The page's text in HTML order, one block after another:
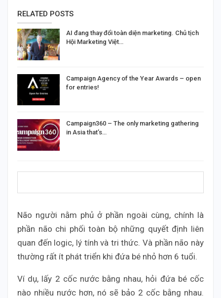
RELATED POSTS
AI đang thay đổi toàn diện marketing. Chủ tịch
Hội Marketing Việt…
Campaign Agency of the Year Awards – open
for entries!
Campaign360 – The only marketing gathering
in Asia that’s…
Não người nằm phủ ở phần ngoài cùng, chính là
phần não chi phối toàn bộ những quyết định liên
quan đến logic, lý tính và tri thức. Và phần não này
thường rất ít phát triển khi đứa bé nhỏ hơn 6 tuổi.
Ví dụ, lấy 2 cốc nước bằng nhau, hỏi đứa bé cốc
nào nhiều nước hơn, nó sẽ bảo 2 cốc bằng nhau.